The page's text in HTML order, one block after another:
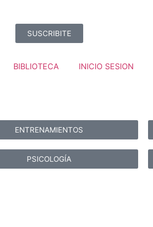
SUSCRIBITE
BIBLIOTECA INICIO SESION
ENTRENAMIENTOS
PSICOLOGÍA